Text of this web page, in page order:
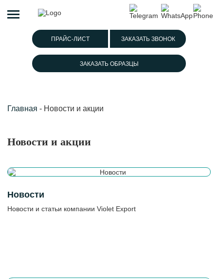
ПРАЙС-ЛИСТ ЗАКАЗАТЬ ЗВОНОК
ЗАКАЗАТЬ ОБРАЗЦЫ
Главная - Новости и акции
Новости и акции
Новости
Новости и статьи компании Violet Export